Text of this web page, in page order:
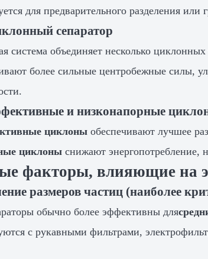
для предварительного разделения
сепаратор
система объединяет несколько
более сильные центробежные силы,
и низконапорные
циклоны обеспечивают лучшее
циклоны снижают энергопотребление,
факторы, влияющие на
размеров частиц (наиболее
обычно более эффективны для
с рукавными фильтрами,